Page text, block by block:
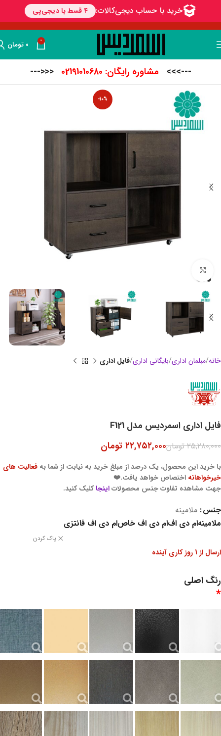
0 ۰ تومان
--->>> مشاوره رایگان: 02191010680 <<<---
-10%
خانه مبلمان اداری بایگانی اداری فایل اداری
فایل اداری اسمردیس مدل F121
۲۵,۲۸۰,۰۰۰تومان۲۲,۷۵۲,۰۰۰ تومان
با خرید این محصول، یک درصد از مبلغ خرید به نیابت از شما به فعالیت های
خیرخواهانه اختصاص خواهد یافت.❤️
جهت مشاهده تفاوت جنس محصولاتاینجا کلیک کنید.
جنس ملامینه
ملامینهام دی افام دی اف خاصام دی اف فانتزی
پاک کردن
ارسال از 1 روز کاری آینده
رنگ اصلی
*